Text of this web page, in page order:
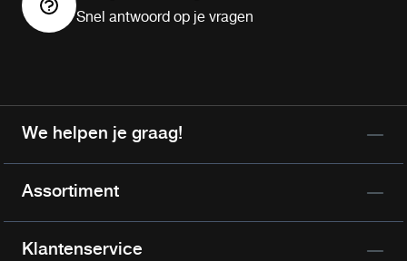
Snel antwoord op je vragen
We helpen je graag!
Assortiment
Klantenservice